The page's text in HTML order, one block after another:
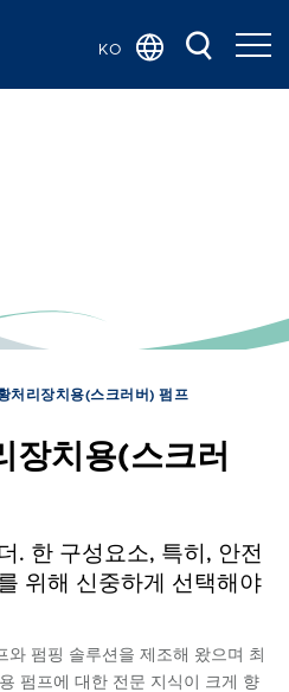
KO
Spanish
처리장치용(스크러버) 펌프
장치용(스크러
. 한 구성요소, 특히, 안전
위해 신중하게 선택해야
펌핑 솔루션을 제조해 왔으며 최
펌프에 대한 전문 지식이 크게 향